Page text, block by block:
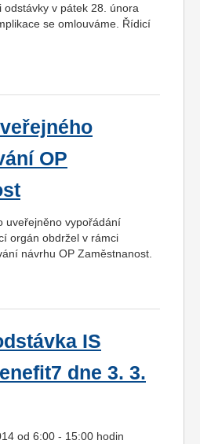
odstávky v pátek 28. února
se omlouváme. Řídicí
OP
uveřejněno vypořádání
orgán obdržel v rámci
návrhu OP Zaměstnanost.
IS
dne 3. 3.
od 6:00 - 15:00 hodin